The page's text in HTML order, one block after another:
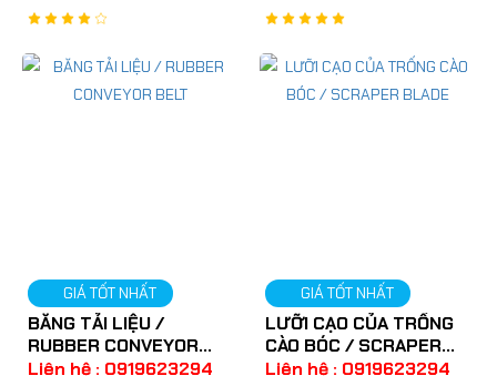
GIÁ TỐT NHẤT
BĂNG TẢI LIỆU /
RUBBER CONVEYOR
BELT
Liên hệ : 0919623294
GIÁ TỐT NHẤT
LƯỠI CẠO CỦA TRỐNG
CÀO BÓC / SCRAPER
BLADE
Liên hệ : 0919623294